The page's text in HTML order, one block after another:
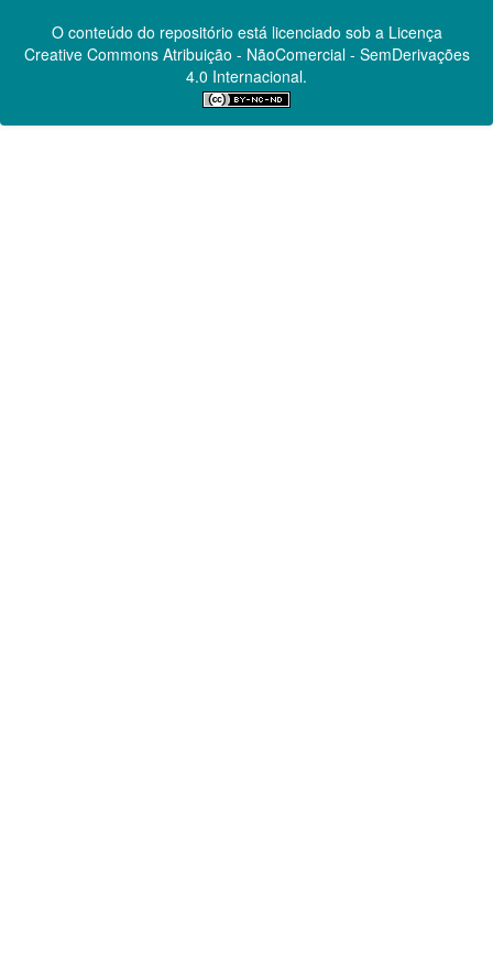
O conteúdo do repositório está licenciado sob a Licença
Creative CommonsAtribuição - NãoComercial - SemDerivações
4.0 Internacional.